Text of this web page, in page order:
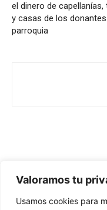
Valoramos tu
Usamos cookies para
el dinero de capellanías,
y casas de los
parroquia
Redes Cristianas
Una mirada alternativa